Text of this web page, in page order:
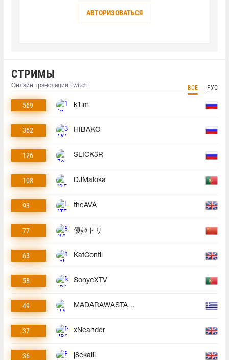
АВТОРИЗОВАТЬСЯ
СТРИМЫ
Онлайн трансляции Twitch ВСЕ РУС
569 k1im
362 HIBAKO
126 SLICK3R
108 DJMaloka
93 theAVA
77 優姬トリ
63 KatContii
58 SonycXTV
49 MADARAWASTAKEN
37 xNeander
36 j8ckalll